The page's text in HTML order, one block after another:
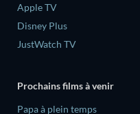
Apple TV
Disney Plus
JustWatch TV
Prochains films à venir
‎Papa à plein temps